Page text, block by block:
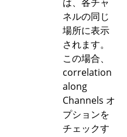
ネルの同じ
場所に表示
されます。
この場合、
correlation
along
Channels オ
プションを
チェックす